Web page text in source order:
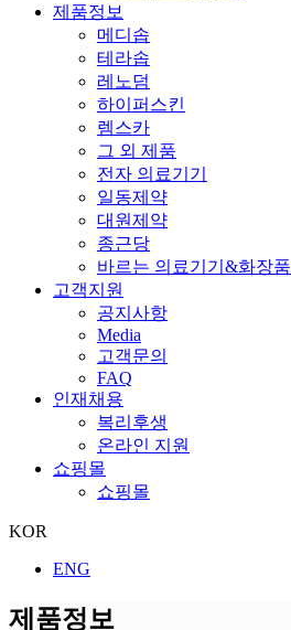
제품정보
메디솝
테라솝
레노덤
하이퍼스킨
렘스카
그 외 제품
전자 의료기기
일동제약
대원제약
종근당
바르는 의료기기&화장품
고객지원
공지사항
Media
고객문의
FAQ
인재채용
복리후생
온라인 지원
쇼핑몰
쇼핑몰
KOR
ENG
제품정보